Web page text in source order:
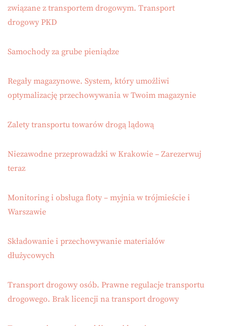
związane z transportem drogowym. Transport
drogowy PKD
Samochody za grube pieniądze
Regały magazynowe. System, który umożliwi
optymalizację przechowywania w Twoim magazynie
Zalety transportu towarów drogą lądową
Niezawodne przeprowadzki w Krakowie – Zarezerwuj
teraz
Monitoring i obsługa floty – myjnia w trójmieście i
Warszawie
Składowanie i przechowywanie materiałów
dłużycowych
Transport drogowy osób. Prawne regulacje transportu
drogowego. Brak licencji na transport drogowy